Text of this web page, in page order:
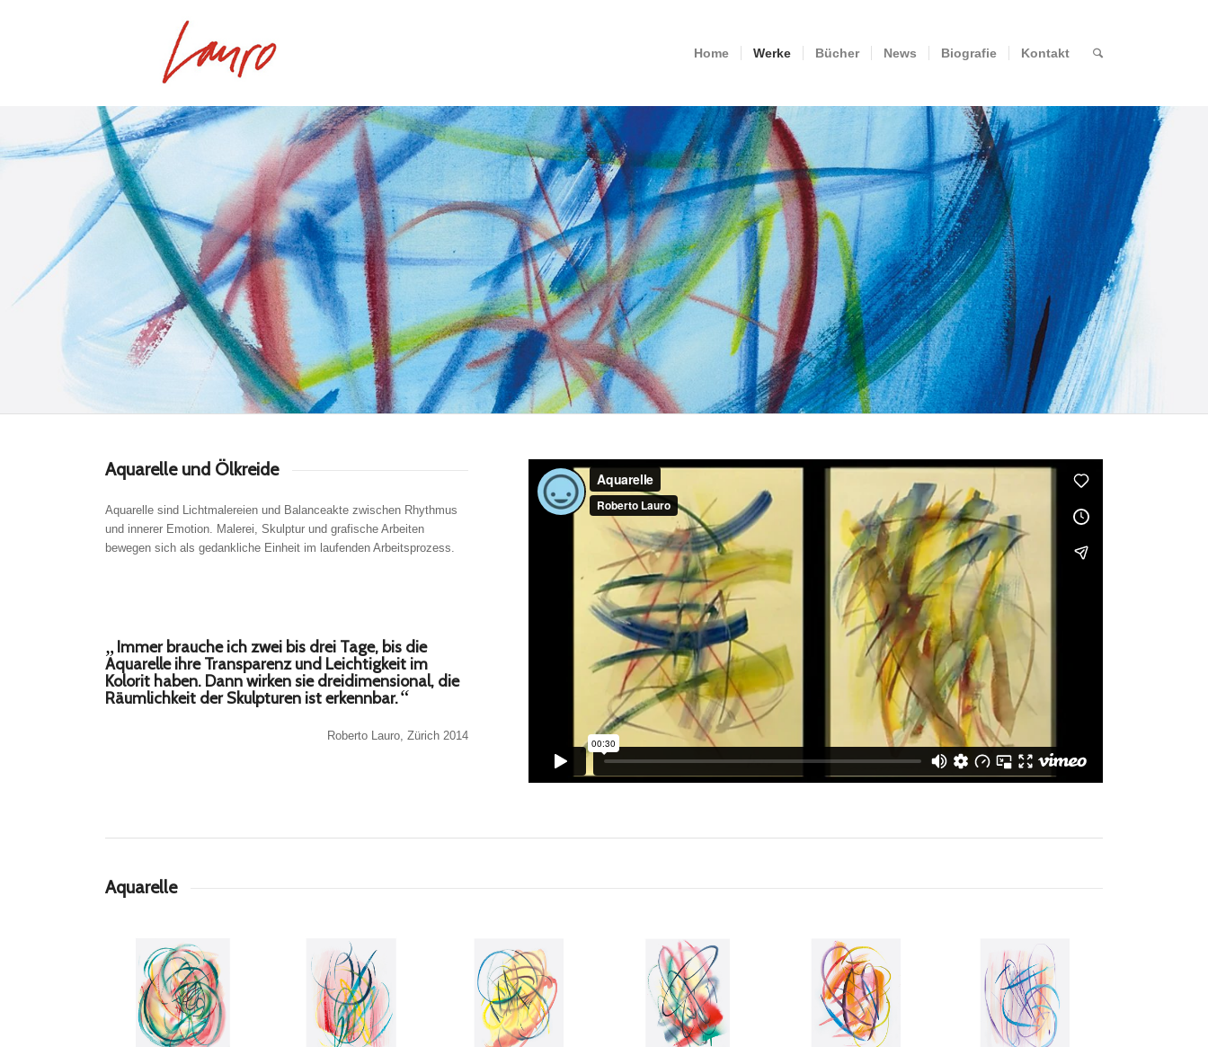
Home Werke Bücher News Biografie Kontakt
Aquarelle und Ölkreide
Aquarelle sind Lichtmalereien und Balanceakte zwischen Rhythmus
und innerer Emotion. Malerei, Skulptur und grafische Arbeiten
bewegen sich als gedankliche Einheit im laufenden Arbeitsprozess.
„ Immer brauche ich zwei bis drei Tage, bis die
Aquarelle ihre Transparenz und Leichtigkeit im
Kolorit haben. Dann wirken sie dreidimensional, die
Räumlichkeit der Skulpturen ist erkennbar.“
Roberto Lauro, Zürich 2014
Aquarelle